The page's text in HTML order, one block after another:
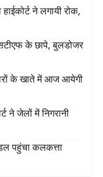
ने लगायी रोक,
के छापे, बुलडोजर
के खाते में आज आयेगी
ने जेलों में निगरानी
पहुंचा कलकत्ता